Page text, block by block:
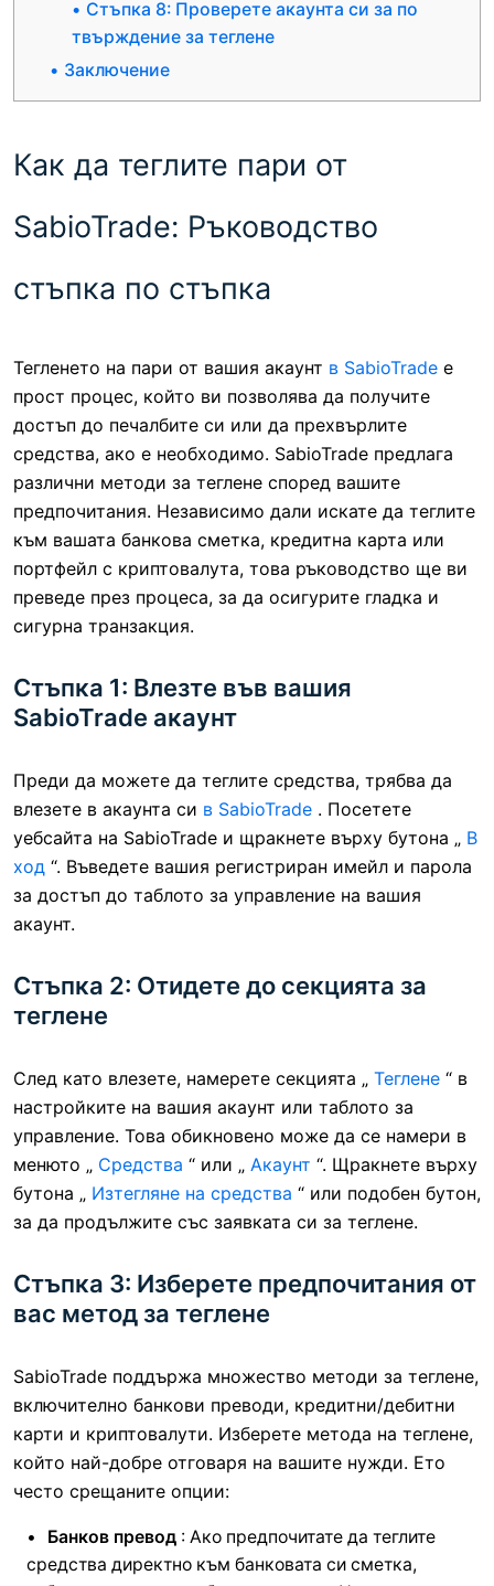
Стъпка 8: Проверете акаунта си за по
твърждение за теглене
Заключение
Как да теглите пари от
SabioTrade: Ръководство
стъпка по стъпка
Тегленето на пари от вашия акаунт в SabioTrade е
прост процес, който ви позволява да получите
достъп до печалбите си или да прехвърлите
средства, ако е необходимо. SabioTrade предлага
различни методи за теглене според вашите
предпочитания. Независимо дали искате да теглите
към вашата банкова сметка, кредитна карта или
портфейл с криптовалута, това ръководство ще ви
преведе през процеса, за да осигурите гладка и
сигурна транзакция.
Стъпка 1: Влезте във вашия
SabioTrade акаунт
Преди да можете да теглите средства, трябва да
влезете в акаунта си в SabioTrade . Посетете
уебсайта на SabioTrade и щракнете върху бутона „ В
ход “. Въведете вашия регистриран имейл и парола
за достъп до таблото за управление на вашия
акаунт.
Стъпка 2: Отидете до секцията за
теглене
След като влезете, намерете секцията „ Теглене “ в
настройките на вашия акаунт или таблото за
управление. Това обикновено може да се намери в
менюто „ Средства “ или „ Акаунт “. Щракнете върху
бутона „ Изтегляне на средства “ или подобен бутон,
за да продължите със заявката си за теглене.
Стъпка 3: Изберете предпочитания от
вас метод за теглене
SabioTrade поддържа множество методи за теглене,
включително банкови преводи, кредитни/дебитни
карти и криптовалути. Изберете метода на теглене,
който най-добре отговаря на вашите нужди. Ето
често срещаните опции:
Банков превод : Ако предпочитате да теглите
средства директно към банковата си сметка,